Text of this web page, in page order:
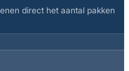
direct het aantal pakken